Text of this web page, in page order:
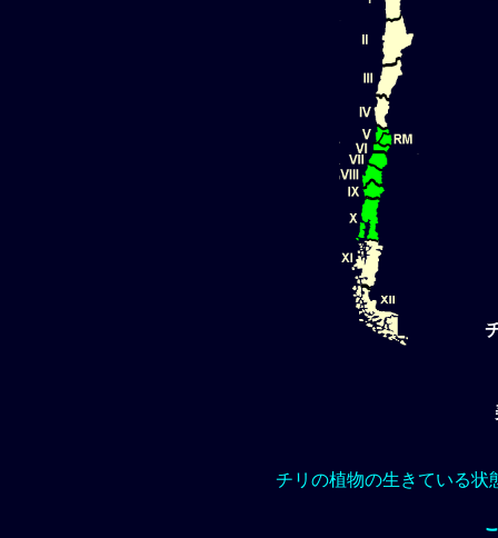
チリの植物の生きている状